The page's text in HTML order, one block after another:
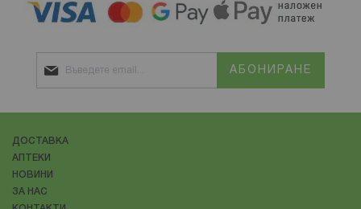
АБОНИРАНЕ
ДОСТАВКА
АПТЕКИ
НОВИНИ
ЗА НАС